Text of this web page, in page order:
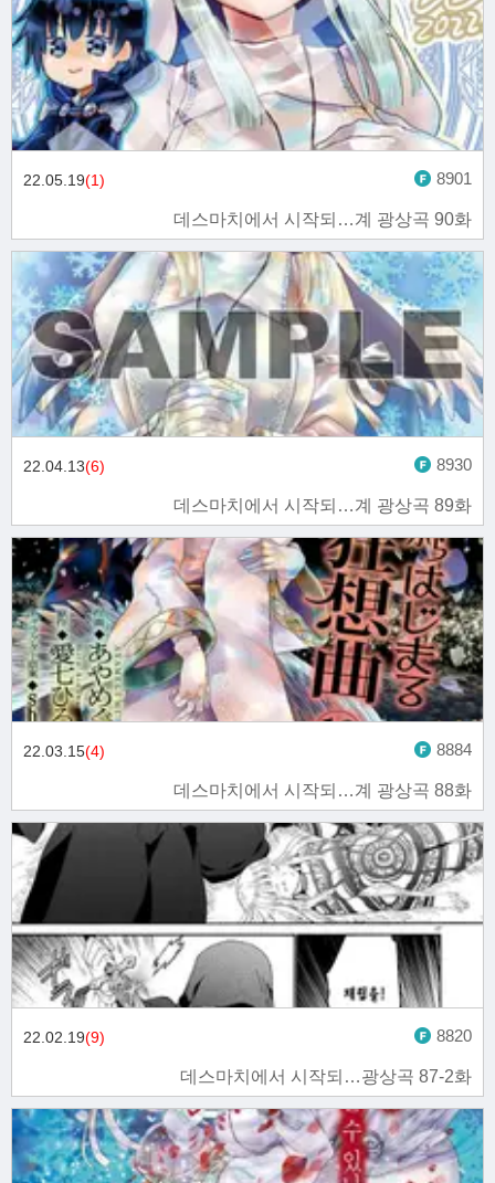
데스마치에서 시작되…계 광상곡 90화
22.05.19(1) 8901
데스마치에서 시작되…계 광상곡 89화
22.04.13(6) 8930
데스마치에서 시작되…계 광상곡 88화
22.03.15(4) 8884
데스마치에서 시작되…광상곡 87-2화
22.02.19(9) 8820